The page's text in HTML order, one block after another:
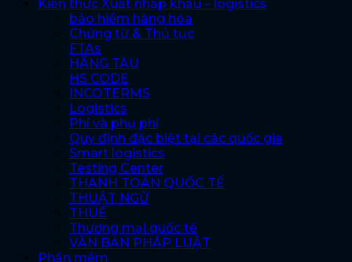
Kiến thức Xuất nhập khẩu – logistics
bảo hiểm hàng hóa
Chứng từ & Thủ tục
FTAs
HÃNG TÀU
HS CODE
INCOTERMS
Logistics
Phí và phụ phí
Quy định đặc biệt tại các quốc gia
Smart logistics
Testing Center
THANH TOÁN QUỐC TẾ
THUẬT NGỮ
THUẾ
Thương mại quốc tế
VĂN BẢN PHÁP LUẬT
Phần mềm